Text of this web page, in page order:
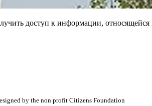
доступ к информации,
by the non profit Citizens Foundation